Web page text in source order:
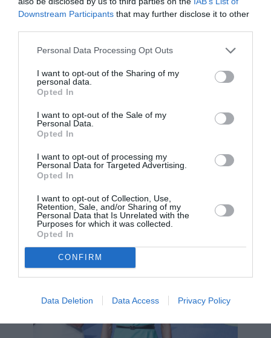
Downstream Participants that may further disclose it to other
Personal Data Processing Opt Outs
I want to opt-out of the Sharing of my
personal data.
Opted In
I want to opt-out of the Sale of my
Personal Data.
Opted In
I want to opt-out of processing my
Personal Data for Targeted Advertising.
Opted In
I want to opt-out of Collection, Use,
Retention, Sale, and/or Sharing of my
Personal Data that Is Unrelated with the
Purposes for which it was collected.
Opted In
CONFIRM
Data Deletion Data Access Privacy Policy
Το φόρεμα είχε κλειστό λαιμό και διακριτικό
της μητέρας της. Μπορεί, ακολουθώντας την
τάση της βιώσιμης μόδας, να το δανείστηκε από
τη ντουλάπα της μητέρας της, αλλά όπως θα
δείτε και στις φωτογραφίες, υπάρχουν μερικές
διακριτές διαφορές.